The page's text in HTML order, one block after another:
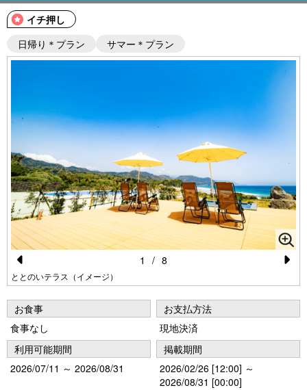
イチ押し
日帰り＊プラン
サマー＊プラン
Pr
e
vi
o
u
ととのいテラス（イメージ）
e
xt
1 / 8
お食事
食事なし
お支払方法
現地決済
利用可能期間
2026/07/11 ～ 2026/08/31
掲載期間
2026/02/26 [12:00] ～
2026/08/31 [00:00]